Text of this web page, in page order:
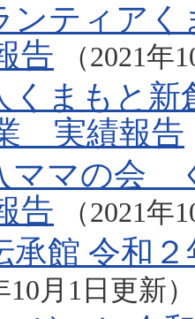
ンティアく
告
（2021年
くまもと
実績報告
ママの会
告
（2021年
承館 令和
10月1日更新）